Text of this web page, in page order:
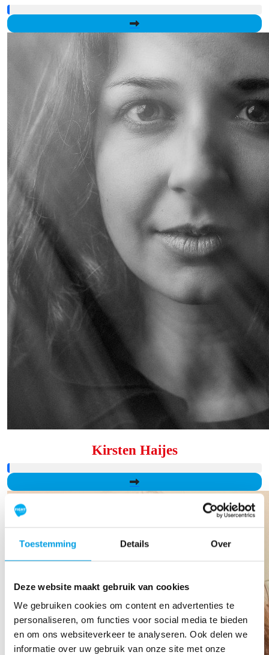
Toestemming Details Over
Deze website maakt gebruik van cookies
We gebruiken cookies om content en advertenties te
personaliseren, om functies voor social media te bieden
en om ons websiteverkeer te analyseren. Ook delen we
informatie over uw gebruik van onze site met onze
Kirsten Haijes